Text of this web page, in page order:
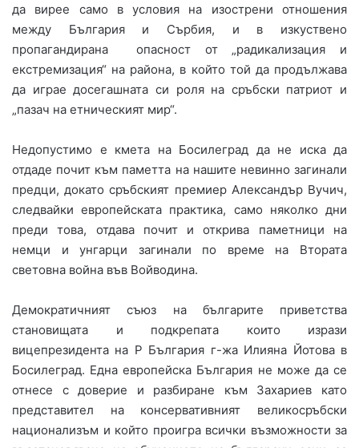
да вирее само в условия на изострени отношения
между България и Сърбия, и в изкуствено
пропагандирана опасност от „радикализация и
екстремизация“ на района, в който той да продължава
да играе досегашната си роля на сръбски патриот и
„пазач на етническият мир“.
Недопустимо е кмета на Босилеград да не иска да
отдаде почит към паметта на нашите невинно загинали
предци, докато сръбският премиер Александър Вучич,
следвайки европейската практика, само няколко дни
преди това, отдава почит и открива паметници на
немци и унгарци загинали по време на Втората
световна война във Войводина.
Демократичният съюз на българите приветства
становищата и подкрепата които изрази
вицепрезидента на Р България г-жа Илияна Йотова в
Босилеград. Една европейска България не може да се
отнесе с доверие и разбиране към Захариев като
представител на консервативният великосръбски
национализъм и който проигра всички възможности за